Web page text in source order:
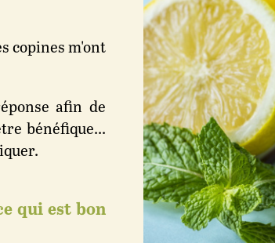
copines m'ont
afin de
bénéfique...
qui est bon